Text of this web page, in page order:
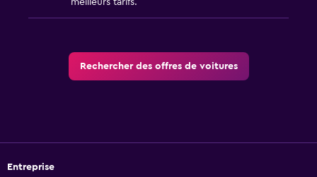
meilleurs tarifs.
Rechercher des offres de voitures
Entreprise